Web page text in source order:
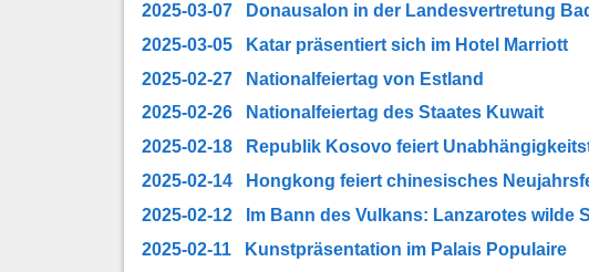
2025-03-07 Donausalon in der Landesvertretung
2025-03-05 Katar präsentiert sich im Hotel Marriott
2025-02-27 Nationalfeiertag von Estland
2025-02-26 Nationalfeiertag des Staates Kuwait
2025-02-18 Republik Kosovo feiert
2025-02-14 Hongkong feiert chinesisches
2025-02-12 Im Bann des Vulkans: Lanzarotes wilde
2025-02-11 Kunstpräsentation im Palais Populaire